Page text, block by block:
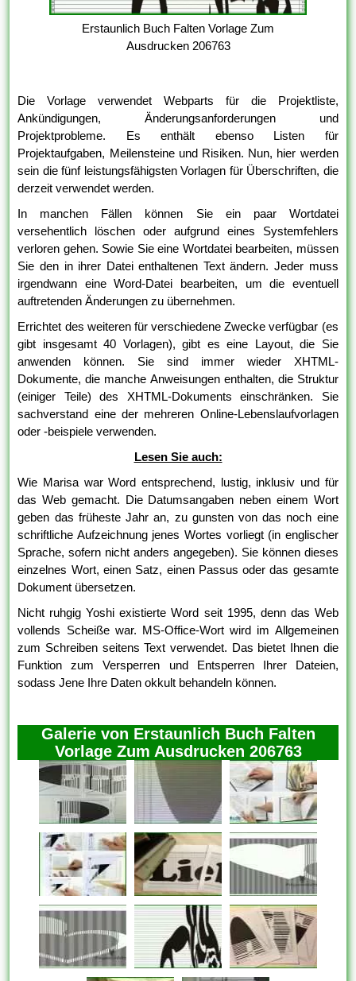
Erstaunlich Buch Falten Vorlage Zum
Ausdrucken 206763
Die Vorlage verwendet Webparts für die Projektliste,
Ankündigungen, Änderungsanforderungen und
Projektprobleme. Es enthält ebenso Listen für
Projektaufgaben, Meilensteine und Risiken. Nun, hier werden
sein die fünf leistungsfähigsten Vorlagen für Überschriften, die
derzeit verwendet werden.
In manchen Fällen können Sie ein paar Wortdatei
versehentlich löschen oder aufgrund eines Systemfehlers
verloren gehen. Sowie Sie eine Wortdatei bearbeiten, müssen
Sie den in ihrer Datei enthaltenen Text ändern. Jeder muss
irgendwann eine Word-Datei bearbeiten, um die eventuell
auftretenden Änderungen zu übernehmen.
Errichtet des weiteren für verschiedene Zwecke verfügbar (es
gibt insgesamt 40 Vorlagen), gibt es eine Layout, die Sie
anwenden können. Sie sind immer wieder XHTML-
Dokumente, die manche Anweisungen enthalten, die Struktur
(einiger Teile) des XHTML-Dokuments einschränken. Sie
sachverstand eine der mehreren Online-Lebenslaufvorlagen
oder -beispiele verwenden.
Lesen Sie auch:
Wie Marisa war Word entsprechend, lustig, inklusiv und für
das Web gemacht. Die Datumsangaben neben einem Wort
geben das früheste Jahr an, zu gunsten von das noch eine
schriftliche Aufzeichnung jenes Wortes vorliegt (in englischer
Sprache, sofern nicht anders angegeben). Sie können dieses
einzelnes Wort, einen Satz, einen Passus oder das gesamte
Dokument übersetzen.
Nicht ruhgig Yoshi existierte Word seit 1995, denn das Web
vollends Scheiße war. MS-Office-Wort wird im Allgemeinen
zum Schreiben seitens Text verwendet. Das bietet Ihnen die
Funktion zum Versperren und Entsperren Ihrer Dateien,
sodass Jene Ihre Daten okkult behandeln können.
Galerie von Erstaunlich Buch Falten
Vorlage Zum Ausdrucken 206763